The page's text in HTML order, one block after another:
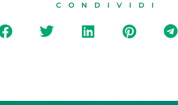
CONDIVIDI